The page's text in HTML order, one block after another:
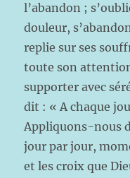
l’abandon ;
douleur,
replie sur ses
toute son
supporter avec
dit : « A chaque
Appliquons-nous
jour par jour,
et les croix que